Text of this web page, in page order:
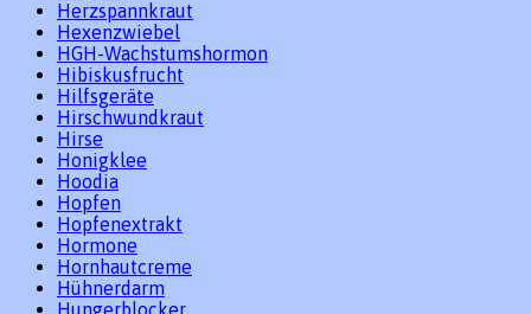
Herzspannkraut
Hexenzwiebel
HGH-Wachstumshormon
Hibiskusfrucht
Hilfsgeräte
Hirschwundkraut
Hirse
Honigklee
Hoodia
Hopfen
Hopfenextrakt
Hormone
Hornhautcreme
Hühnerdarm
Hungerblocker